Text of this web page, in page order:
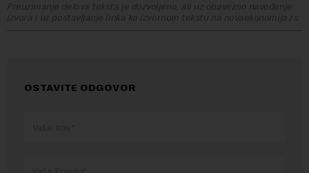
Preuzimanje delova teksta je dozvoljeno, ali uz obavezno navođenje
izvora i uz postavljanje linka ka izvornom tekstu na novaekonomija.rs
OSTAVITE ODGOVOR